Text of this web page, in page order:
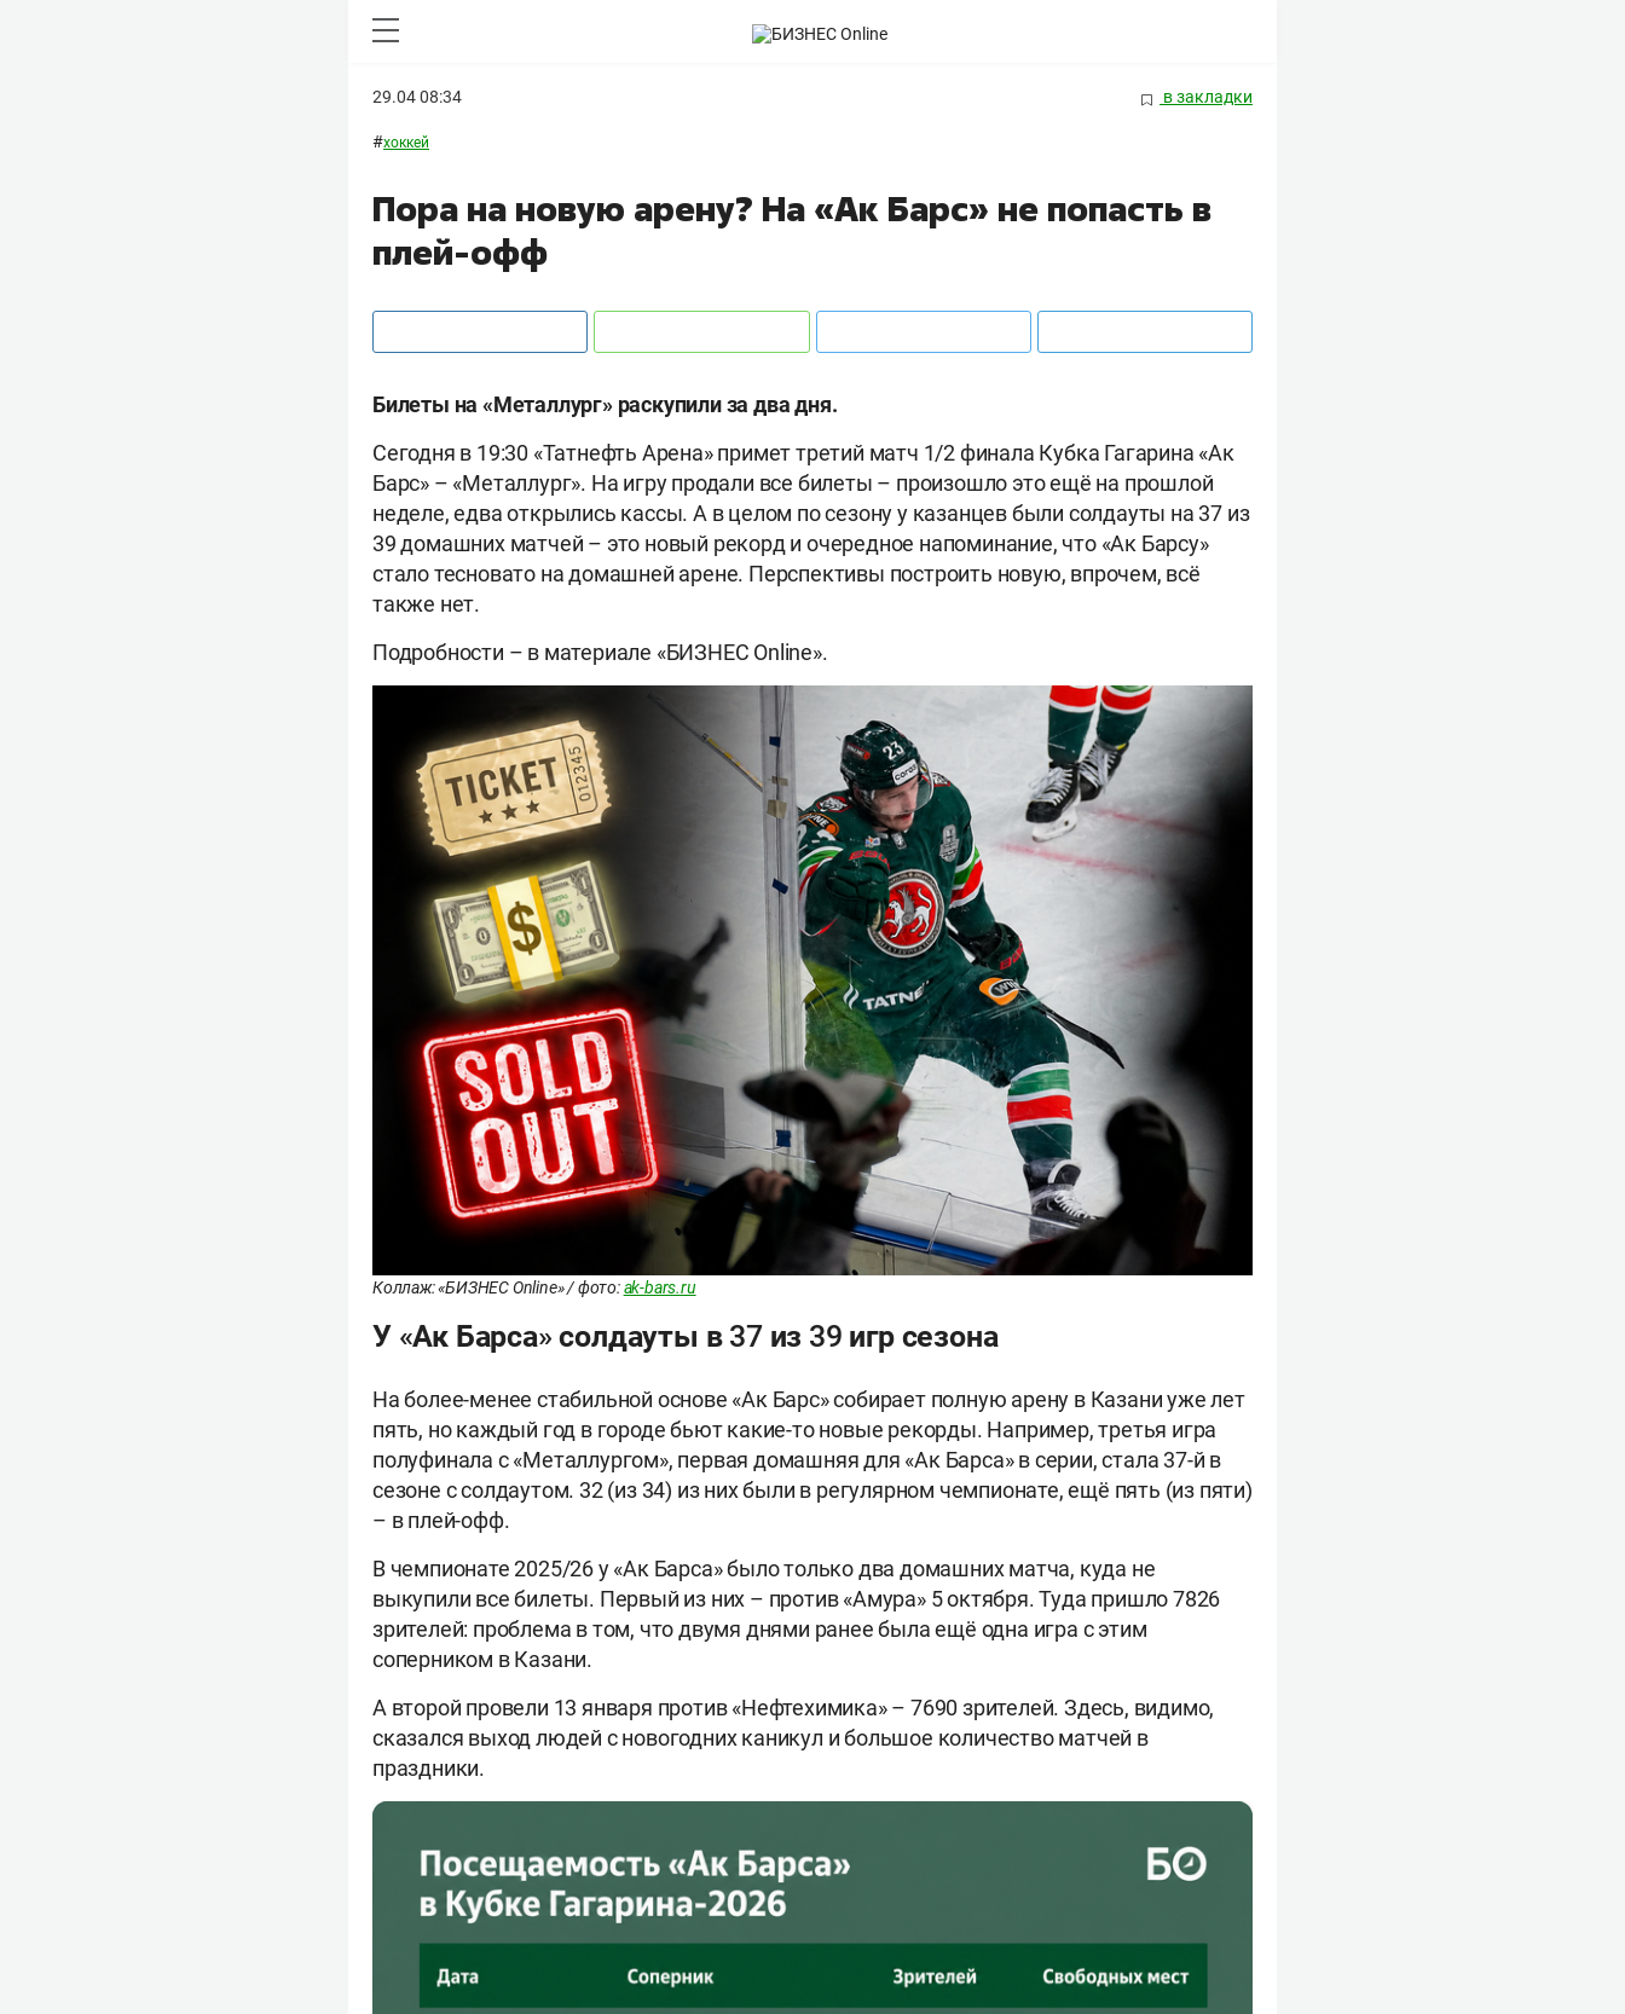
29.04 08:34 в закладки
#хоккей
Пора на новую арену? На «Ак Барс» не попасть в
плей-офф
Билеты на «Металлург» раскупили за два дня.
Сегодня в 19:30 «Татнефть Арена» примет третий матч 1/2 финала Кубка Гагарина «Ак
Барс» – «Металлург». На игру продали все билеты – произошло это ещё на прошлой
неделе, едва открылись кассы. А в целом по сезону у казанцев были солдауты на 37 из
39 домашних матчей – это новый рекорд и очередное напоминание, что «Ак Барсу»
стало тесновато на домашней арене. Перспективы построить новую, впрочем, всё
также нет.
Подробности – в материале «БИЗНЕС Online».
Коллаж: «БИЗНЕС Online» / фото:ak-bars.ru
У «Ак Барса» солдауты в 37 из 39 игр сезона
На более-менее стабильной основе «Ак Барс» собирает полную арену в Казани уже лет
пять, но каждый год в городе бьют какие-то новые рекорды. Например, третья игра
полуфинала с «Металлургом», первая домашняя для «Ак Барса» в серии, стала 37-й в
сезоне с солдаутом. 32 (из 34) из них были в регулярном чемпионате, ещё пять (из пяти)
– в плей-офф.
В чемпионате 2025/26 у «Ак Барса» было только два домашних матча, куда не
выкупили все билеты. Первый из них – против «Амура» 5 октября. Туда пришло 7826
зрителей: проблема в том, что двумя днями ранее была ещё одна игра с этим
соперником в Казани.
А второй провели 13 января против «Нефтехимика» – 7690 зрителей. Здесь, видимо,
сказался выход людей с новогодних каникул и большое количество матчей в
праздники.